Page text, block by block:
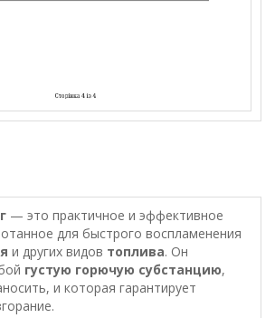
— это практичное и эффективное
для быстрого воспламенения
и других видов топлива. Он
густую горючую субстанцию,
и которая гарантирует